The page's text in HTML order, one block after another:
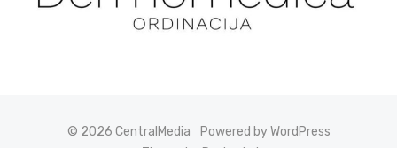
© 2026 CentralMedia
Powered by WordPress